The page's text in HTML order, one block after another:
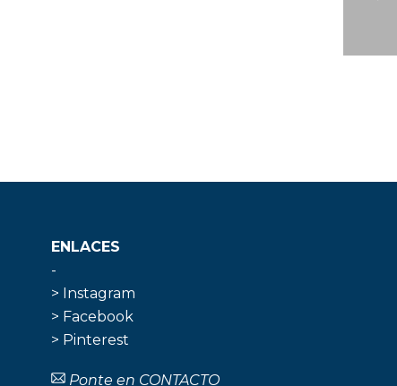
ENLACES
-
> Instagram
> Facebook
> Pinterest
Ponte en CONTACTO